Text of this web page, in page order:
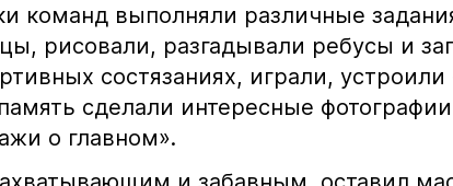
команд выполняли различные
рисовали, разгадывали ребусы и
состязаниях, играли,
сделали интересные фотографии
о главном».